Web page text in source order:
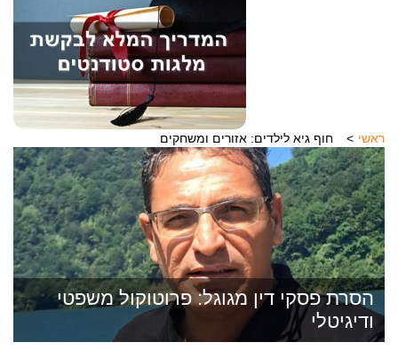
ראשי חוף גיא לילדים: אזורים ומשחקים
הסרת פסקי דין מגוגל: פרוטוקול משפטי
ודיגיטלי